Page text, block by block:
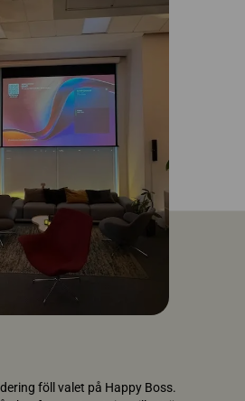
föll valet på Happy Boss.